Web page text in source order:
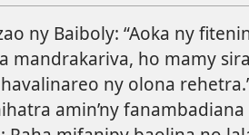
ny Baiboly: “Aoka ny
mandrakariva, ho mamy
ny olona
amin’ny